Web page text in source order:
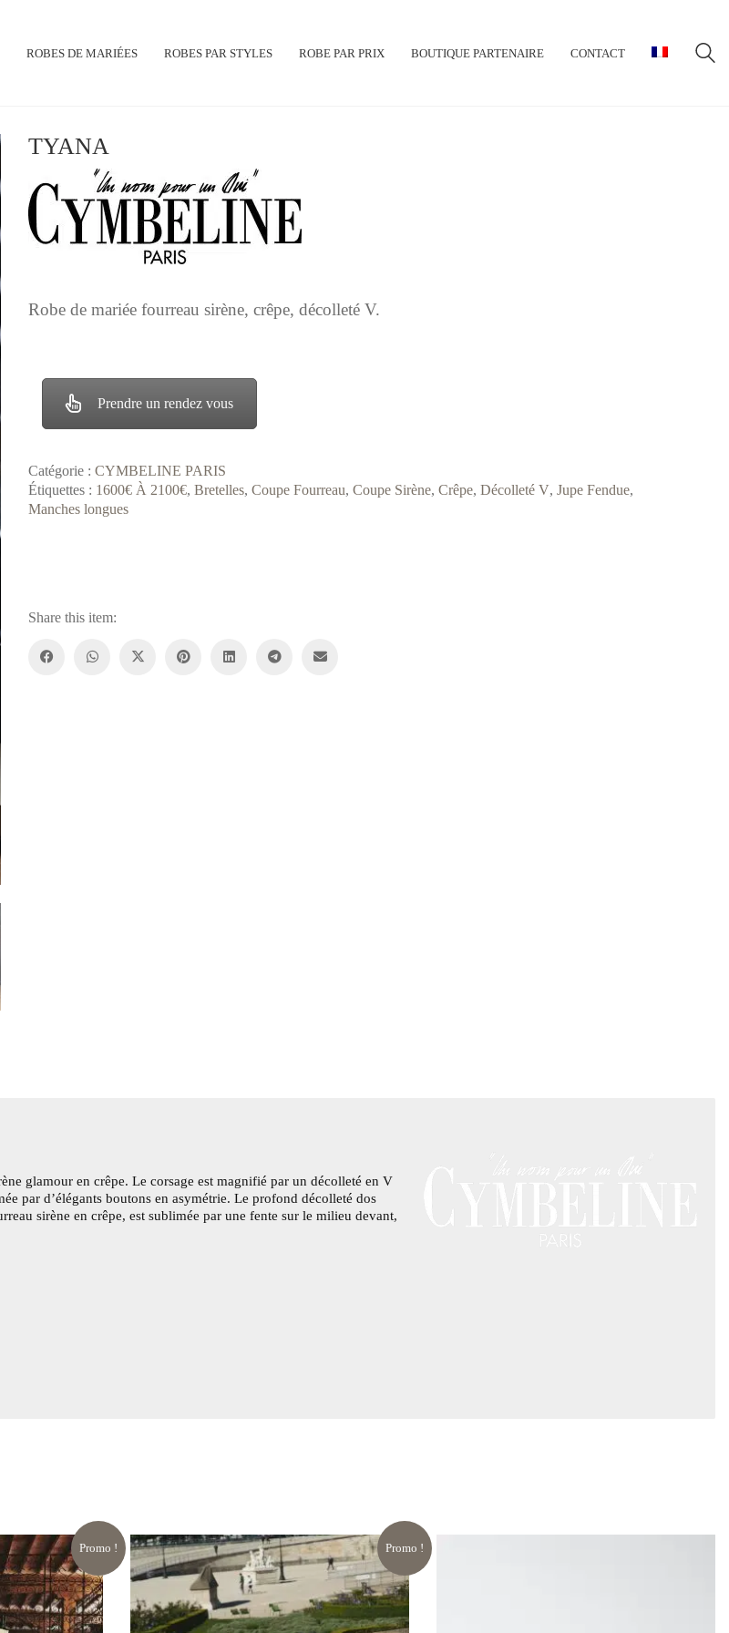
ROBES DE MARIÉES ROBES PAR STYLES ROBE PAR PRIX BOUTIQUE PARTENAIRE CONTACT
TYANA
Robe de mariée fourreau sirène, crêpe, décolleté V.
Prendre un rendez vous
Catégorie : CYMBELINE PARIS
Étiquettes : 1600€ À 2100€, Bretelles, Coupe Fourreau, Coupe Sirène, Crêpe, Décolleté V, Jupe Fendue,
Manches longues
Share this item:
glamour en crêpe. Le corsage est magnifié par un décolleté en V
par d’élégants boutons en asymétrie. Le profond décolleté dos
sirène en crêpe, est sublimée par une fente sur le milieu devant,
Promo ! Promo !